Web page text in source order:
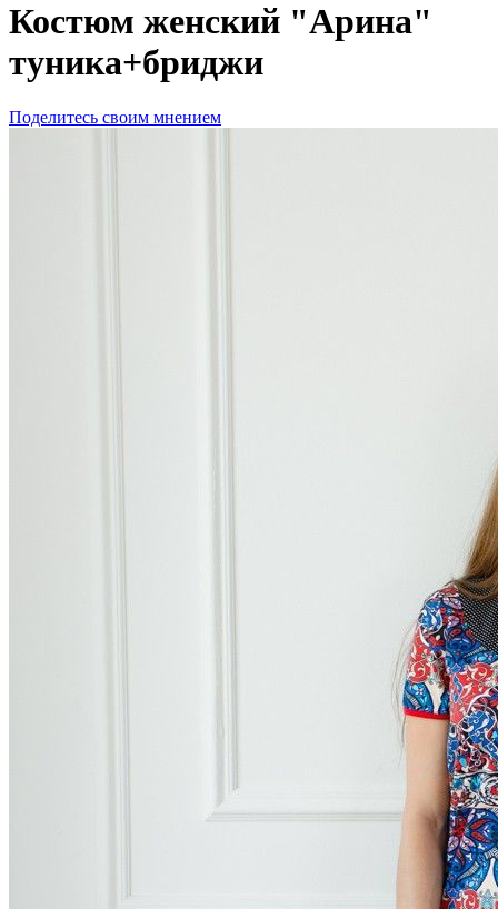
Костюм женский "Арина"
туника+бриджи
Поделитесь своим мнением